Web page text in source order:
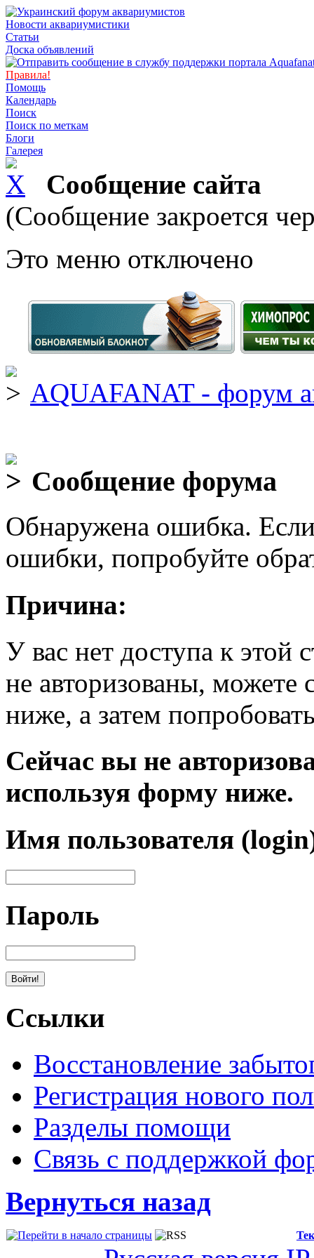
Новости аквариумистики
Статьи
Доска объявлений
Правила!
Помощь
Календарь
Поиск
Поиск по меткам
Блоги
Галерея
Сообщение сайта
(Сообщение закроется
Это меню отключено
AQUAFANAT - форум
Сообщение форума
Обнаружена ошибка.
ошибки, попробуйте
Причина:
У вас нет доступа к
не авторизованы, можете
ниже, а затем
Сейчас вы не
используя форму ниже.
Имя пользователя
Пароль
Ссылки
Восстановление
Регистрация нового
Разделы помощи
Связь с поддержкой
Вернуться назад